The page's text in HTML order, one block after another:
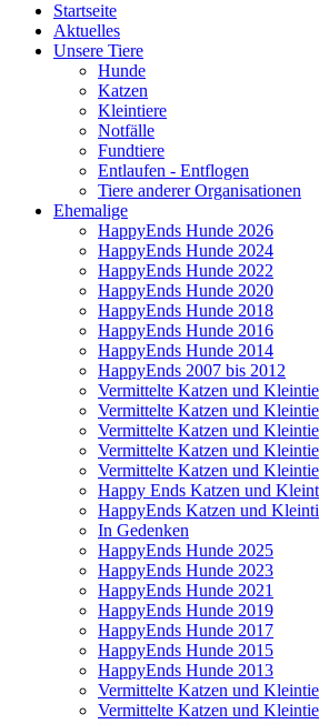
Startseite
Aktuelles
Unsere Tiere
Hunde
Katzen
Kleintiere
Notfälle
Fundtiere
Entlaufen - Entflogen
Tiere anderer Organisationen
Ehemalige
HappyEnds Hunde 2026
HappyEnds Hunde 2024
HappyEnds Hunde 2022
HappyEnds Hunde 2020
HappyEnds Hunde 2018
HappyEnds Hunde 2016
HappyEnds Hunde 2014
HappyEnds 2007 bis 2012
Vermittelte Katzen und
Vermittelte Katzen und
Vermittelte Katzen und
Vermittelte Katzen und
Vermittelte Katzen und
Happy Ends Katzen und
HappyEnds Katzen und
In Gedenken
HappyEnds Hunde 2025
HappyEnds Hunde 2023
HappyEnds Hunde 2021
HappyEnds Hunde 2019
HappyEnds Hunde 2017
HappyEnds Hunde 2015
HappyEnds Hunde 2013
Vermittelte Katzen und
Vermittelte Katzen und